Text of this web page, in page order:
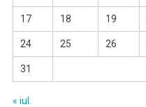
17 18 19
24 25 26
31
« iul.